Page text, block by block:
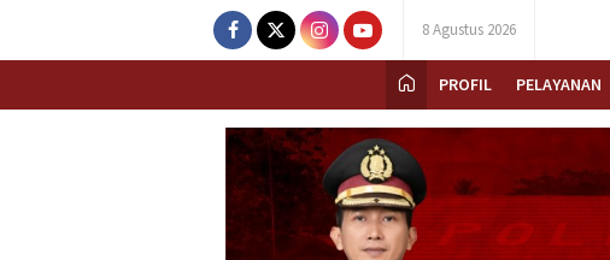
8 Agustus 2026
PROFIL PELAYANAN